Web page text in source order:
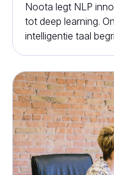
Noota legt NLP
tot deep learning.
intelligentie taal